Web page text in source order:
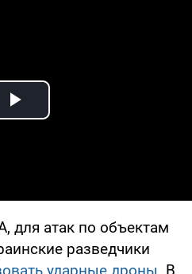
Play Video
для атак по объектам
разведчики
ударные дроны . В